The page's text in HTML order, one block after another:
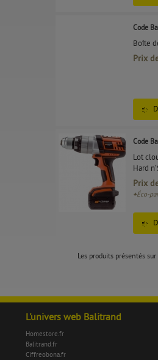
Code
Boîte
Prix
Code
Lot
Hard
Prix
+Éco-
Les produits présentés
L'univers web Balitrand
Homestore.fr
Balitrand.fr
Ciffreobona.fr